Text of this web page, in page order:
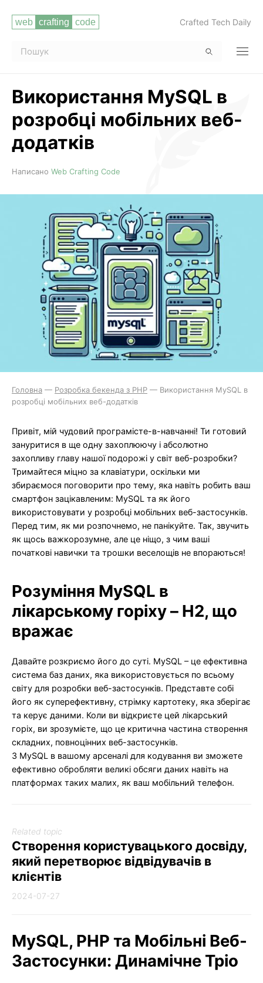
Crafted Tech Daily
Використання MySQL в
розробці мобільних веб-
додатків
Написано Web Crafting Code
Головна — Розробка бекенда з PHP — Використання MySQL в
розробці мобільних веб-додатків
Привіт, мій чудовий програмісте-в-навчанні! Ти готовий
зануритися в ще одну захоплюючу і абсолютно
захопливу главу нашої подорожі у світ веб-розробки?
Тримайтеся міцно за клавіатури, оскільки ми
збираємося поговорити про тему, яка навіть робить ваш
смартфон зацікавленим: MySQL та як його
використовувати у розробці мобільних веб-застосунків.
Перед тим, як ми розпочнемо, не панікуйте. Так, звучить
як щось важкорозумне, але це ніщо, з чим ваші
початкові навички та трошки веселощів не впораються!
Розуміння MySQL в
лікарському горіху – H2, що
вражає
Давайте розкриємо його до суті. MySQL – це ефективна
система баз даних, яка використовується по всьому
світу для розробки веб-застосунків. Представте собі
його як суперефективну, стрімку картотеку, яка зберігає
та керує даними. Коли ви відкриєте цей лікарський
горіх, ви зрозумієте, що це критична частина створення
складних, повноцінних веб-застосунків.
З MySQL в вашому арсеналі для кодування ви зможете
ефективно обробляти великі обсяги даних навіть на
платформах таких малих, як ваш мобільний телефон.
Related topic
Створення користувацького досвіду,
який перетворює відвідувачів в
клієнтів
2024-07-27
MySQL, PHP та Мобільні Веб-
Застосунки: Динамічне Тріо